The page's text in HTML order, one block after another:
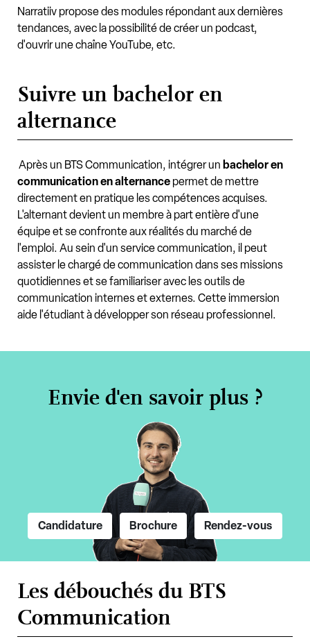
Narratiiv propose des modules répondant aux dernières
tendances, avec la possibilité de créer un podcast,
d'ouvrir une chaîne YouTube, etc.
Suivre un bachelor en
alternance
Après un BTS Communication, intégrer un bachelor en
communication en alternance permet de mettre
directement en pratique les compétences acquises.
L'alternant devient un membre à part entière d'une
équipe et se confronte aux réalités du marché de
l'emploi. Au sein d'un service communication, il peut
assister le chargé de communication dans ses missions
quotidiennes et se familiariser avec les outils de
communication internes et externes. Cette immersion
aide l'étudiant à développer son réseau professionnel.
Envie d'en savoir plus ?
Candidature Brochure Rendez-vous
Les débouchés du BTS
Communication